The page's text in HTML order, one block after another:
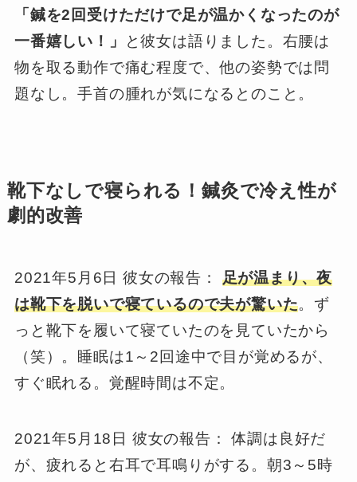
「鍼を2回受けただけで足が温かくなったのが
一番嬉しい！」
と彼女は語りました。右腰は
物を取る動作で痛む程度で、他の姿勢では問
題なし。手首の腫れが気になるとのこと。
靴下なしで寝られる！鍼灸で冷え性が
劇的改善
2021年5月6日 彼女の報告： 足が温まり、夜
は靴下を脱いで寝ているので夫が驚いた。ず
っと靴下を履いて寝ていたのを見ていたから
（笑）。睡眠は1～2回途中で目が覚めるが、
すぐ眠れる。覚醒時間は不定。
2021年5月18日 彼女の報告： 体調は良好だ
が、疲れると右耳で耳鳴りがする。朝3～5時